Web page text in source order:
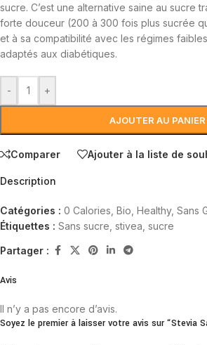
sucre. C’est une alternative saine au sucre
forte douceur (200 à 300 fois plus sucrée
et à sa compatibilité avec les régimes
adaptés aux diabétiques.
- +
AJOUTER AU PANIER
Comparer Ajouter à la liste de
Description
Catégories : 0 Calories Bio Healthy, Sans
Étiquettes : Sans sucre stivea sucre
Partager :
Avis
Il n’y a pas encore d’avis.
Soyez le premier à laisser votre avis sur “Stevia